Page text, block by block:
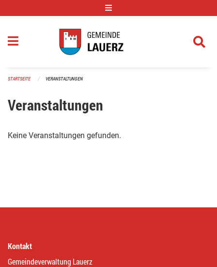
STARTSEITE VERANSTALTUNGEN
Veranstaltungen
Keine Veranstaltungen gefunden.
Kontakt
Gemeindeverwaltung Lauerz